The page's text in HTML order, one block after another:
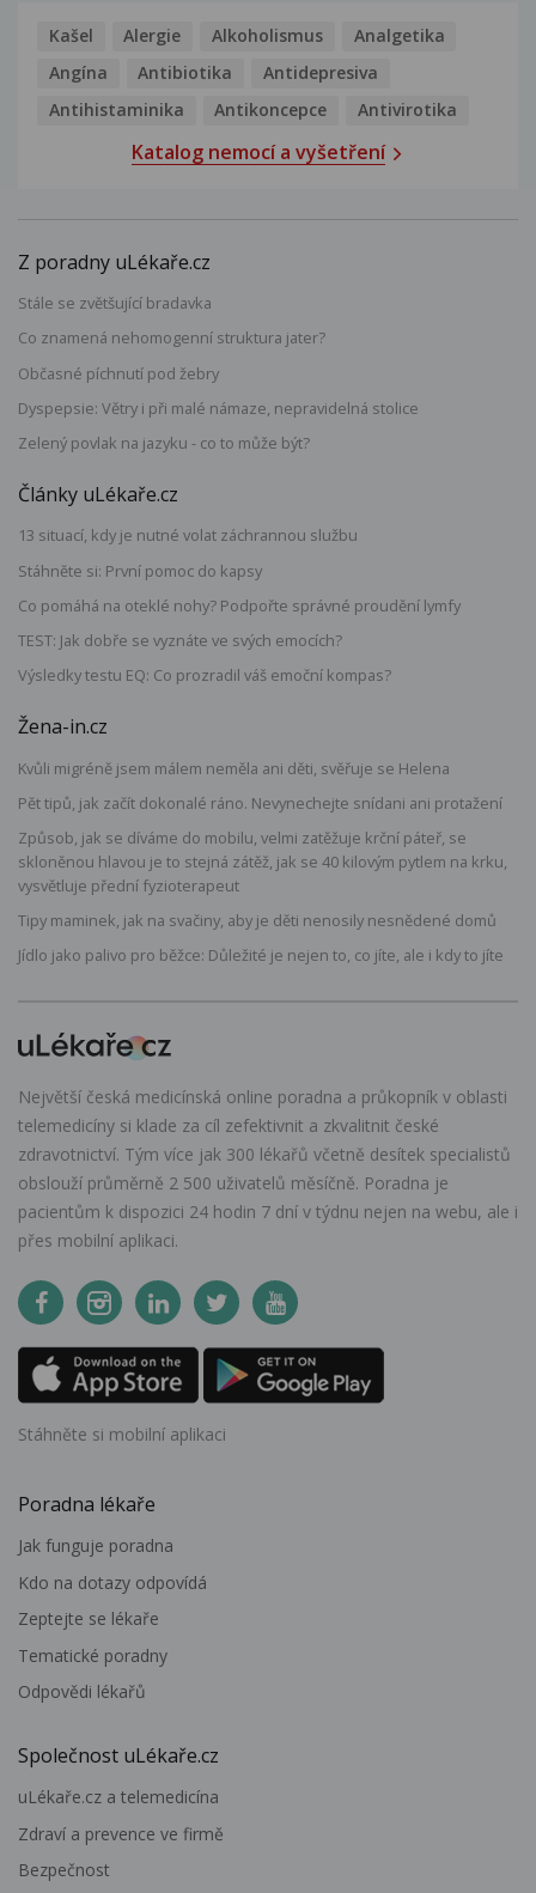
Kašel Alergie Alkoholismus
Analgetika
Angína
Antibiotika
Antidepresiva
Antihistaminika
Antikoncepce Antivirotika
Katalog nemocí a vyšetření
Z poradny uLékaře.cz
Stále se zvětšující bradavka
Co znamená nehomogenní struktura jater?
Občasné píchnutí pod žebry
Dyspepsie: Větry i při malé námaze, nepravidelná stolice
Zelený povlak na jazyku - co to může být?
Články uLékaře.cz
13 situací, kdy je nutné volat záchrannou službu
Stáhněte si: První pomoc do kapsy
Co pomáhá na oteklé nohy? Podpořte správné proudění lymfy
TEST: Jak dobře se vyznáte ve svých emocích?
Výsledky testu EQ: Co prozradil váš emoční kompas?
Žena-in.cz
Kvůli migréně jsem málem neměla ani děti, svěřuje se Helena
Pět tipů, jak začít dokonalé ráno. Nevynechejte snídani ani protažení
Způsob, jak se díváme do mobilu, velmi zatěžuje krční páteř, se
skloněnou hlavou je to stejná zátěž, jak se 40 kilovým pytlem na krku,
vysvětluje přední fyzioterapeut
Tipy maminek, jak na svačiny, aby je děti nenosily nesnědené domů
Jídlo jako palivo pro běžce: Důležité je nejen to, co jíte, ale i kdy to jíte
Největší česká medicínská online poradna a průkopník v oblasti
telemedicíny si klade za cíl zefektivnit a zkvalitnit české
zdravotnictví. Tým více jak 300 lékařů včetně desítek specialistů
obslouží průměrně 2 500 uživatelů měsíčně. Poradna je
pacientům k dispozici 24 hodin 7 dní v týdnu nejen na webu, ale i
přes mobilní aplikaci.
Stáhněte si mobilní aplikaci
Poradna lékaře
Jak funguje poradna
Kdo na dotazy odpovídá
Zeptejte se lékaře
Tematické poradny
Odpovědi lékařů
Společnost uLékaře.cz
uLékaře.cz a telemedicína
Zdraví a prevence ve firmě
Bezpečnost